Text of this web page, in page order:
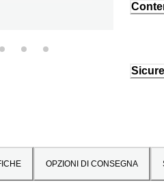
OPZIONI DI CONSEGNA